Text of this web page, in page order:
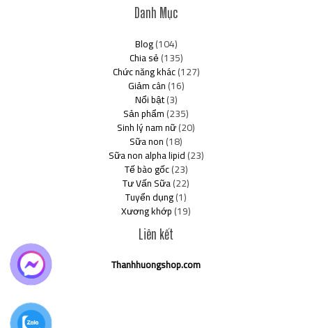
Danh Mục
Blog(104)
Chia sẻ(135)
Chức năng khác(127)
Giảm cân(16)
Nổi bật(3)
Sản phẩm(235)
Sinh lý nam nữ(20)
Sữa non(18)
Sữa non alpha lipid(23)
Tế bào gốc(23)
Tư Vấn Sữa(22)
Tuyển dụng(1)
Xương khớp(19)
Liên kết
Thanhhuongshop.com